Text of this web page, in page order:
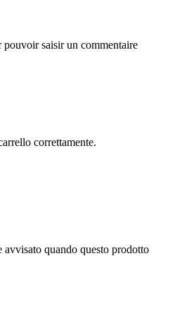
pouvoir saisir un commentaire
correttamente.
avvisato quando questo prodotto